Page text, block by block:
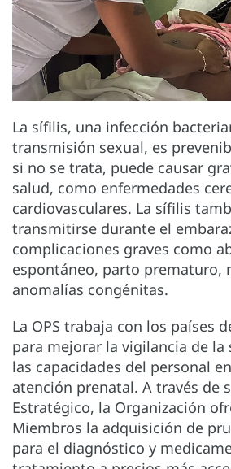
La sífilis, una infección
transmisión sexual, es
si no se trata, puede causar
salud, como enfermedades
cardiovasculares. La sífilis
transmitirse durante el
complicaciones graves como
espontáneo, parto prematuro,
anomalías congénitas.
La OPS trabaja con los países
para mejorar la vigilancia de
las capacidades del personal
atención prenatal. A través de
Estratégico, la Organización
Miembros la adquisición de
para el diagnóstico y